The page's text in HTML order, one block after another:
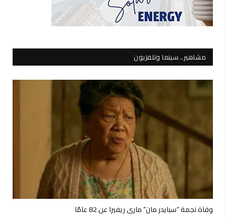
مشاهير.. سينما وتلفزيون
وفاة نجمة “سبايدر مان” ماري ريفيرا عن 82 عامًا